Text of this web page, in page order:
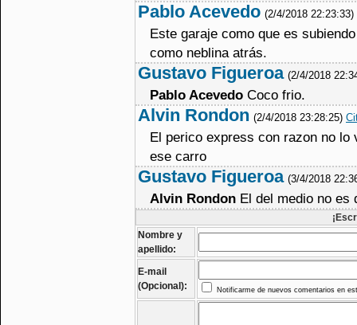
Pablo Acevedo (2/4/2018 22:23:33)
Este garaje como que es
como neblina atrás.
Gustavo Figueroa (2/4/2018
Pablo Acevedo Coco frio.
Alvin Rondon (2/4/2018 23:28:25)
El perico express con razon no
ese carro
Gustavo Figueroa (3/4/2018
Alvin Rondon El del medio no es
Nombre y
apellido:
E-mail
(Opcional):
Notificarme de nuevos comentarios en